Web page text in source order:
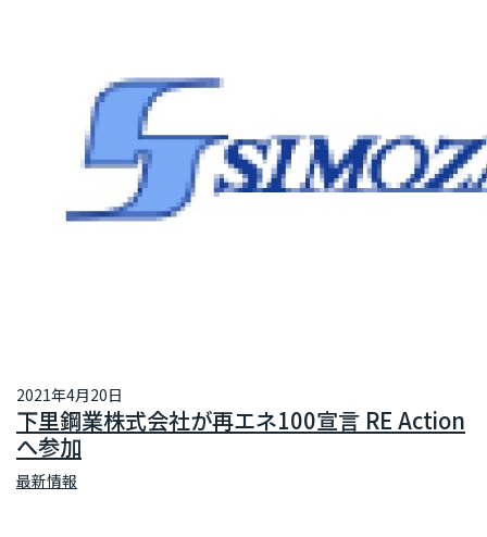
2021年4月20日
下里鋼業株式会社が再エネ100宣言 RE Action
へ参加
最新情報